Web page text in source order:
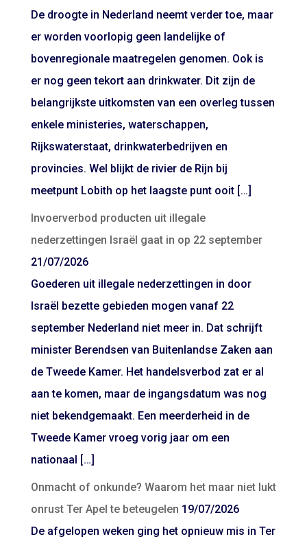
De droogte in Nederland neemt verder toe, maar
er worden voorlopig geen landelijke of
bovenregionale maatregelen genomen. Ook is
er nog geen tekort aan drinkwater. Dit zijn de
belangrijkste uitkomsten van een overleg tussen
enkele ministeries, waterschappen,
Rijkswaterstaat, drinkwaterbedrijven en
provincies. Wel blijkt de rivier de Rijn bij
meetpunt Lobith op het laagste punt ooit […]
Invoerverbod producten uit illegale
nederzettingen Israël gaat in op 22 september
21/07/2026
Goederen uit illegale nederzettingen in door
Israël bezette gebieden mogen vanaf 22
september Nederland niet meer in. Dat schrijft
minister Berendsen van Buitenlandse Zaken aan
de Tweede Kamer. Het handelsverbod zat er al
aan te komen, maar de ingangsdatum was nog
niet bekendgemaakt. Een meerderheid in de
Tweede Kamer vroeg vorig jaar om een
nationaal […]
Onmacht of onkunde? Waarom het maar niet lukt
onrust Ter Apel te beteugelen 19/07/2026
De afgelopen weken ging het opnieuw mis in Ter